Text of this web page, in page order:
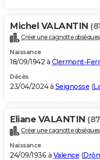
Michel VALANTIN
Créer une cagnotte obsèques
Naissance
18/09/1942 à Clermont-
Décès
23/04/2024 à Seignosse (
Eliane VALANTIN
Créer une cagnotte obsèques
Naissance
24/09/1936 à Valence (